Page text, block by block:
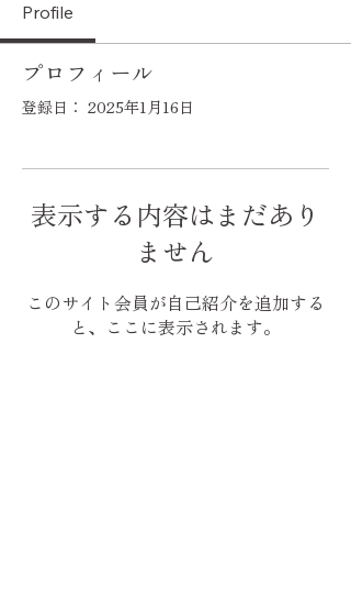
Profile
プロフィール
登録日： 2025年1月16日
表示する内容はまだあり
ません
このサイト会員が自己紹介を追加する
と、ここに表示されます。